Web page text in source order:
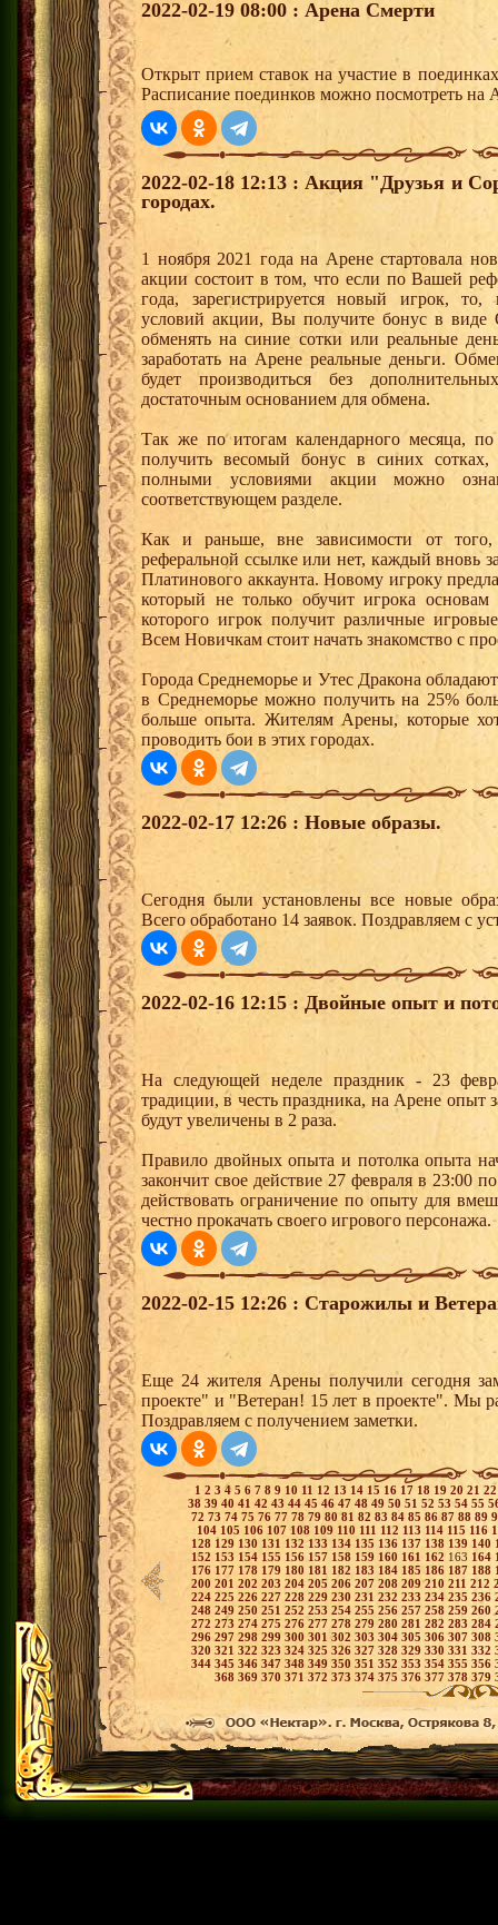
2022-02-19 08:00 : Арена Смерти
Открыт прием ставок на участие в
Расписание поединков можно посмотреть на
2022-02-18 12:13 : Акция "Друзья и
городах.
1 ноября 2021 года на Арене стартовала
акции состоит в том, что если по Вашей
года, зарегистрируется новый игрок,
условий акции, Вы получите бонус в
обменять на синие сотки или реальные
заработать на Арене реальные деньги.
будет производиться без
достаточным основанием для обмена.
Так же по итогам календарного месяца,
получить весомый бонус в синих
полными условиями акции можно
соответствующем разделе.
Как и раньше, вне зависимости от того,
реферальной ссылке или нет, каждый вновь
Платинового аккаунта. Новому игроку
который не только обучит игрока
которого игрок получит различные
Всем Новичкам стоит начать знакомство с
Города Среднеморье и Утес Дракона
в Среднеморье можно получить на 25%
больше опыта. Жителям Арены, которые
проводить бои в этих городах.
2022-02-17 12:26 : Новые образы.
Сегодня были установлены все новые
Всего обработано 14 заявок. Поздравляем с
2022-02-16 12:15 : Двойные опыт и
На следующей неделе праздник - 23
традиции, в честь праздника, на Арене опыт
будут увеличены в 2 раза.
Правило двойных опыта и потолка опыта
закончит свое действие 27 февраля в 23:00
действовать ограничение по опыту для
честно прокачать своего игрового персонажа.
2022-02-15 12:26 : Старожилы и
Еще 24 жителя Арены получили сегодня
проекте" и "Ветеран! 15 лет в проекте". Мы
Поздравляем с получением заметки.
1 2 3 4 5 6 7 8 9 10 11 12 13 14 15 16 17 18 19 20 21
38 39 40 41 42 43 44 45 46 47 48 49 50 51 52 53 54 55
72 73 74 75 76 77 78 79 8081 82 83 84 85 86 87 88 89
104 105 106 107 108 109 110 111 112 113 114 115 116
128 129 130 131 132 133 134 135 136 137 138 139 140
152 153 154 155 156 157 158 159 160 161 162 163 164
176 177 178 179 180 181 182 183 184 185 186 187 188
200 201 202 203 204 205 206 207 208 209210 211 212
224 225 226 227 228 229 230 231 232 233 234 235 236
248 249 250 251 252 253 254 255 256 257 258 259 260
272 273 274 275 276 277 278 279 280 281 282 283 284
296 297 298 299 300 301302 303 304 305 306 307 308
320 321 322 323 324 325 326 327 328 329 330 331 332
344 345 346 347 348 349 350 351 352 353 354 355 356
368 369 370 371 372 373 374 375 376 377 378 379